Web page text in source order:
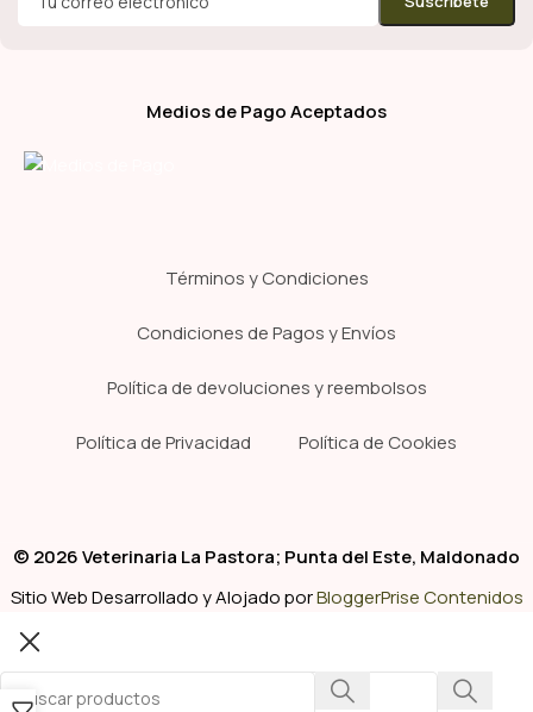
Medios de Pago Aceptados
Términos y Condiciones
Condiciones de Pagos y Envíos
Política de devoluciones y reembolsos
Política de Privacidad Política de Cookies
© 2026 Veterinaria La Pastora; Punta del Este, Maldonado
Sitio Web Desarrollado y Alojado porBloggerPrise Contenidos